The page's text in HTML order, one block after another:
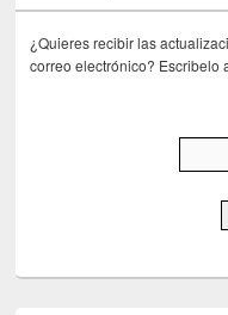
¿Quieres recibir las
correo electrónico? Escribelo